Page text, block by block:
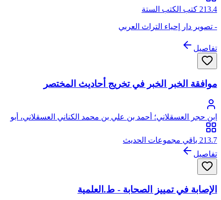
213.4 كتب الكتب الستة
- تصوير دار إحياء التراث العربي
تفاصيل
موافقة الخبر الخبر في تخريج أحاديث المختصر
ابن حجر العسقلاني؛ أحمد بن علي بن محمد الكناني العسقلاني، أبو
الفضل، شهاب الدين، ابن حجر
213.7 باقي مجموعات الحديث
تفاصيل
الإصابة في تمييز الصحابة - ط.العلمية